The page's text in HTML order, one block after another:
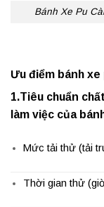
Bánh Xe Pu
Ưu điểm bánh xe
1.Tiêu chuẩn
làm việc của
Mức tải thử (tải
Thời gian thử